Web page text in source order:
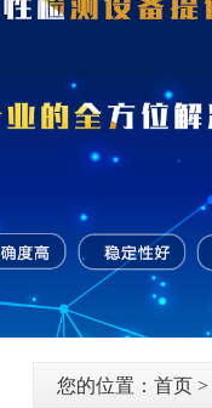
您的位置： 首页 >